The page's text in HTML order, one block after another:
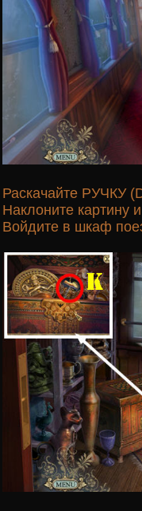
Раскачайте РУЧКУ
Наклоните
Войдите в шкаф